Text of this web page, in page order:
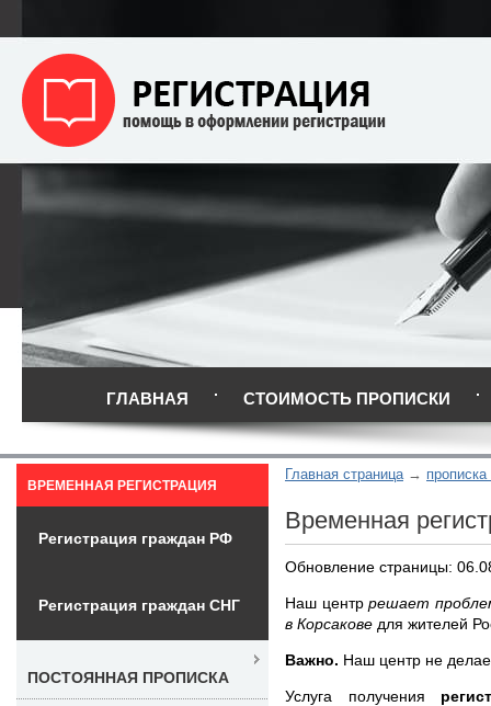
ГЛАВНАЯ СТОИМОСТЬ ПРОПИСКИ
Главная страница
Временная
Обновление страницы:
Наш центррешает
в Корсакове для жителей
Важно. Наш центр не
Услуга получения
ВРЕМЕННАЯ РЕГИСТРАЦИЯ
Регистрация граждан РФ
Регистрация граждан СНГ
ПОСТОЯННАЯ ПРОПИСКА